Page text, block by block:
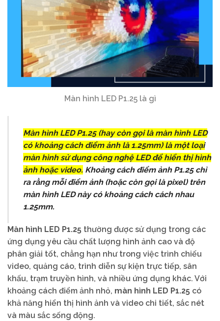
Màn hình LED P1.25 là gì
Màn hình LED P1.25 (hay còn gọi là màn hình LED
có khoảng cách điểm ảnh là 1.25mm) là một loại
màn hình sử dụng công nghệ LED để hiển thị hình
ảnh hoặc video. Khoảng cách điểm ảnh P1.25 chỉ
ra rằng mỗi điểm ảnh (hoặc còn gọi là pixel) trên
màn hình LED này có khoảng cách cách nhau
1.25mm.
Màn hình LED P1.25 thường được sử dụng trong các
ứng dụng yêu cầu chất lượng hình ảnh cao và độ
phân giải tốt, chẳng hạn như trong việc trình chiếu
video, quảng cáo, trình diễn sự kiện trực tiếp, sân
khấu, trạm truyền hình, và nhiều ứng dụng khác. Với
khoảng cách điểm ảnh nhỏ, màn hình LED P1.25 có
khả năng hiển thị hình ảnh và video chi tiết, sắc nét
và màu sắc sống động.